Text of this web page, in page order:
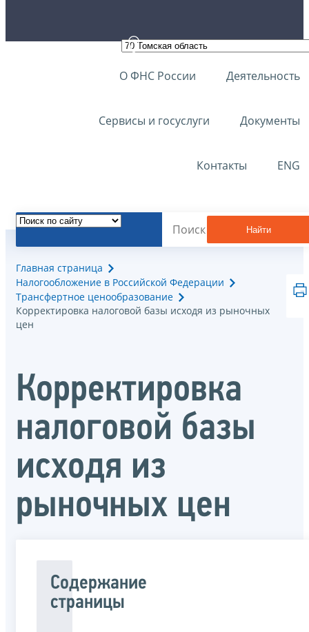
О ФНС России Деятельность
Сервисы и госуслуги Документы
Контакты ENG
Найти
Главная страница
Налогообложение в Российской Федерации
Трансфертное ценообразование
Корректировка налоговой базы исходя из рыночных
цен
Корректировка
налоговой базы
исходя из
рыночных цен
Содержание
страницы